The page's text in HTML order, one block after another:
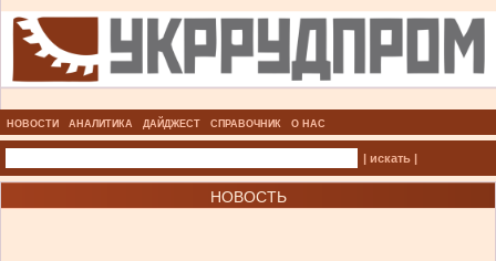
НОВОСТИ АНАЛИТИКА ДАЙДЖЕСТ СПРАВОЧНИК О НАС
| искать |
НОВОСТЬ